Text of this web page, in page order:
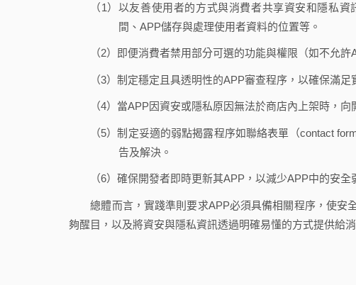
（1）以友善使用者的方式與消費者共享資安和隱私
間、APP儲存與處理使用者資料的位置等。
（2）即便消費者禁用部分可選的功能與權限（如不允
（3）制定穩定且具透明性的APP審查程序，以確保滿
（4）當APP因資安或隱私原因無法於商店內上架時，向
（5）制定妥適的弱點揭露程序如聯絡表單（contact
告及解決。
（6）確保開發者即時更新其APP，以減少APP中的安全
總體而言，實踐準則要求APP必須具備相關程序，使安
夠醒目，以及將資安與隱私資訊透過明確易懂的方式提供給消